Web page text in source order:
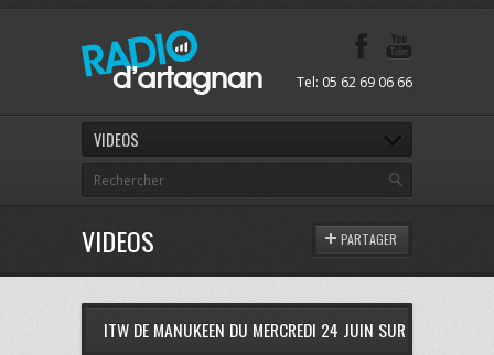
Tel: 05 62 69 06 66
VIDEOS
VIDEOS PARTAGER
ITW DE MANUKEEN DU MERCREDI 24 JUIN SUR RDA